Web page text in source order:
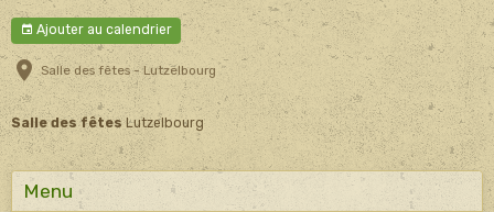
Ajouter au calendrier
Salle des fêtes - Lutzelbourg
Salle des fêtesLutzelbourg
Menu